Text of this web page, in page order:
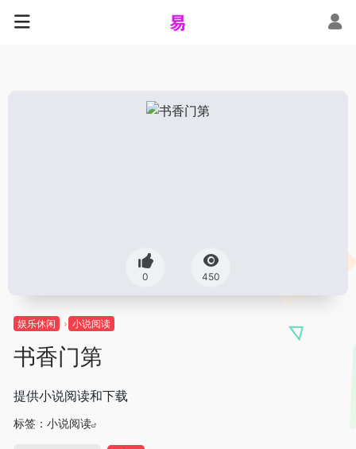
0 450
娱乐休闲 小说阅读
书香门第
提供小说阅读和下载
标签： 小说阅读